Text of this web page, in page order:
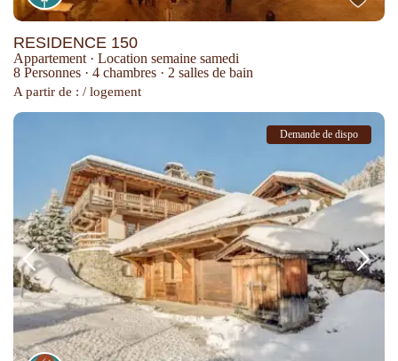
RESIDENCE 150
Appartement · Location semaine samedi
8 Personnes · 4 chambres · 2 salles de bain
A partir de : / logement
Demande de dispo